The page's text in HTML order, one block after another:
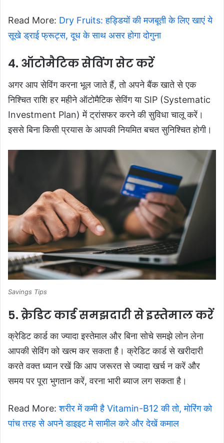
Read More: Dry Fruits: हड्डियों की मजबूती के लिए खाएं ये
सूखे ड्राई फ्रूट्स, दूध के साथ असर होगा दोगुना
4. ऑटोमैटिक सेविंग सेट करें
अगर आप सेविंग करना भूल जाते हैं, तो अपने बैंक खाते से एक
निश्चित राशि हर महीने ऑटोमैटिक सेविंग या SIP (Systematic
Investment Plan) में ट्रांसफर करने की सुविधा चालू करें।
इससे बिना किसी प्रयास के आपकी नियमित बचत सुनिश्चित होगी।
Savings Tips
5. क्रेडिट कार्ड समझदारी से इस्तेमाल करें
क्रेडिट कार्ड का ज्यादा इस्तेमाल और बिना सोचे समझे लोन लेना
आपकी सेविंग को खत्म कर सकता है। क्रेडिट कार्ड से खरीदारी
करते वक्त ध्यान रखें कि आप जरूरत से ज्यादा खर्च न करें और
समय पर पूरा भुगतान करें, वरना भारी ब्याज लग सकता है।
Read More:शरीर में कमी है Vitamin-B12 की तो, मोरिंग को
पांच तरह से अपने डाइइट मे सामील करे और देखें कमाल